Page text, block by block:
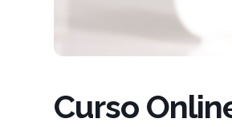
Curso